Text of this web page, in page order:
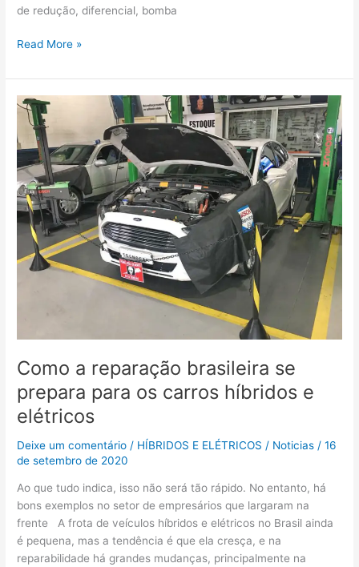
de redução, diferencial, bomba
Read More »
Como a reparação brasileira se
prepara para os carros híbridos e
elétricos
Deixe um comentário / HÍBRIDOS E ELÉTRICOS / Noticias /16
de setembro de 2020
Ao que tudo indica, isso não será tão rápido. No entanto, há
bons exemplos no setor de empresários que largaram na
frente A frota de veículos híbridos e elétricos no Brasil ainda
é pequena, mas a tendência é que ela cresça, e na
reparabilidade há grandes mudanças, principalmente na
Como
reparação
brasileira
se
prepara
para
os
carros
híbridos